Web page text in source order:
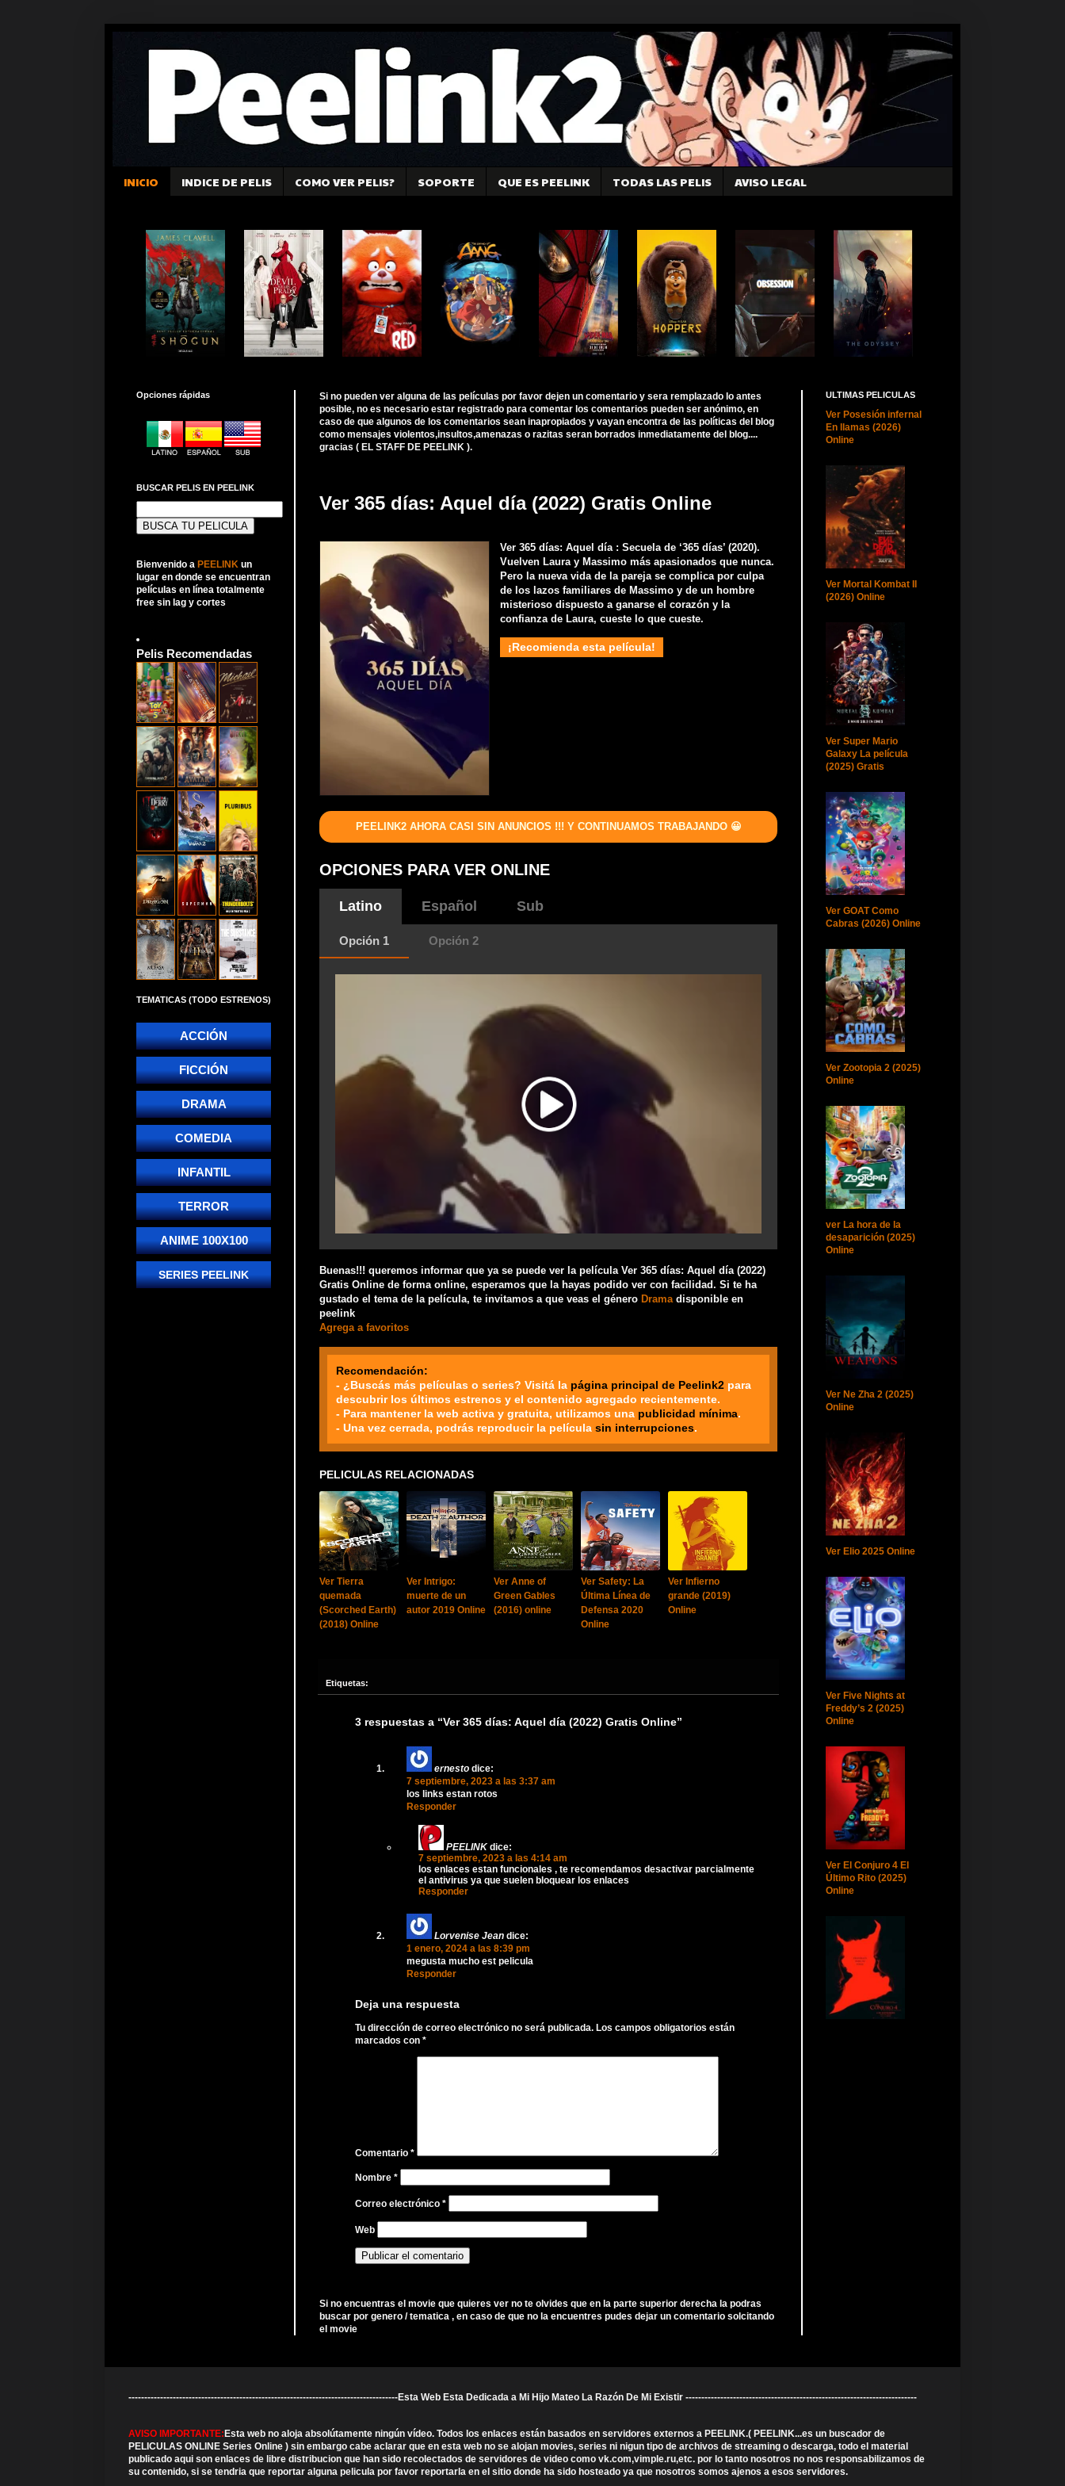
INICIO INDICE DE PELIS COMO VER PELIS? SOPORTE QUE ES PEELINK TODAS LAS PELIS AVISO LEGAL
Si no pueden ver alguna de las películas por favor dejen un comentario y sera remplazado lo antes
posible, no es necesario estar registrado para comentar los comentarios pueden ser anónimo, en
caso de que algunos de los comentarios sean inapropiados y vayan encontra de las políticas del blog
como mensajes violentos,insultos,amenazas o razitas seran borrados inmediatamente del blog....
gracias ( EL STAFF DE PEELINK ).
Ver 365 días: Aquel día (2022) Gratis Online
Ver 365 días: Aquel día : Secuela de ‘365 días’ (2020).
Vuelven Laura y Massimo más apasionados que nunca.
Pero la nueva vida de la pareja se complica por culpa
de los lazos familiares de Massimo y de un hombre
misterioso dispuesto a ganarse el corazón y la
confianza de Laura, cueste lo que cueste.
¡Recomienda esta película!
PEELINK2 AHORA CASI SIN ANUNCIOS !!! Y CONTINUAMOS TRABAJANDO 😀
OPCIONES PARA VER ONLINE
Latino Español Sub
Opción 1 Opción 2
Buenas!!! queremos informar que ya se puede ver la película Ver 365 días: Aquel día (2022)
Gratis Online de forma online, esperamos que la hayas podido ver con facilidad. Si te ha
gustado el tema de la película, te invitamos a que veas el género Dramadisponible en
peelink
Agrega a favoritos
Recomendación:
- ¿Buscás más películas o series? Visitá la página principal de Peelink2 para
descubrir los últimos estrenos y el contenido agregado recientemente.
- Para mantener la web activa y gratuita, utilizamos una publicidad mínima.
- Una vez cerrada, podrás reproducir la película sin interrupciones.
PELICULAS RELACIONADAS
Ver Tierra
quemada
(Scorched Earth)
(2018) Online
Ver Intrigo:
muerte de un
autor 2019 Online
Ver Anne of
Green Gables
(2016) online
Ver Safety: La
Última Línea de
Defensa 2020
Online
Ver Infierno
grande (2019)
Online
Etiquetas:
3 respuestas a “Ver 365 días: Aquel día (2022) Gratis Online”
ernesto dice:
7 septiembre, 2023 a las 3:37 am
los links estan rotos
Responder
PEELINK dice:
7 septiembre, 2023 a las 4:14 am
los enlaces estan funcionales , te recomendamos desactivar parcialmente
el antivirus ya que suelen bloquear los enlaces
Responder
Lorvenise Jean dice:
1 enero, 2024 a las 8:39 pm
megusta mucho est pelicula
Responder
Deja una respuesta
Tu dirección de correo electrónico no será publicada. Los campos obligatorios están
marcados con *
Comentario *
Nombre *
Correo electrónico *
Web
Si no encuentras el movie que quieres ver no te olvides que en la parte superior derecha la podras
buscar por genero / tematica , en caso de que no la encuentres pudes dejar un comentario solcitando
el movie
Opciones rápidas
BUSCAR PELIS EN PEELINK
Bienvenido a PEELINK un
lugar en donde se encuentran
películas en línea totalmente
free sin lag y cortes
Pelis Recomendadas
TEMATICAS (TODO ESTRENOS)
ACCIÓN
FICCIÓN
DRAMA
COMEDIA
INFANTIL
TERROR
ANIME 100X100
SERIES PEELINK
ULTIMAS PELICULAS
Ver Posesión infernal
En llamas (2026)
Online
Ver Mortal Kombat II
(2026) Online
Ver Super Mario
Galaxy La película
(2025) Gratis
Ver GOAT Como
Cabras (2026) Online
Ver Zootopia 2 (2025)
Online
ver La hora de la
desaparición (2025)
Online
Ver Ne Zha 2 (2025)
Online
Ver Elio 2025 Online
Ver Five Nights at
Freddy’s 2 (2025)
Online
Ver El Conjuro 4 El
Último Rito (2025)
Online
-------------------------------------------------------------------------------------Esta Web Esta Dedicada a Mi Hijo Mateo La Razón De Mi Existir -------------------------------------------------------------------------
AVISO IMPORTANTE: Esta web no aloja absolútamente ningún vídeo. Todos los enlaces están basados en servidores externos a PEELINK.( PEELINK...es un buscador de
PELICULAS ONLINE Series Online ) sin embargo cabe aclarar que en esta web no se alojan movies, series ni nigun tipo de archivos de streaming o descarga, todo el material
publicado aqui son enlaces de libre distribucion que han sido recolectados de servidores de video como vk.com,vimple.ru,etc. por lo tanto nosotros no nos responsabilizamos de
su contenido, si se tendria que reportar alguna pelicula por favor reportarla en el sitio donde ha sido hosteado ya que nosotros somos ajenos a esos servidores.